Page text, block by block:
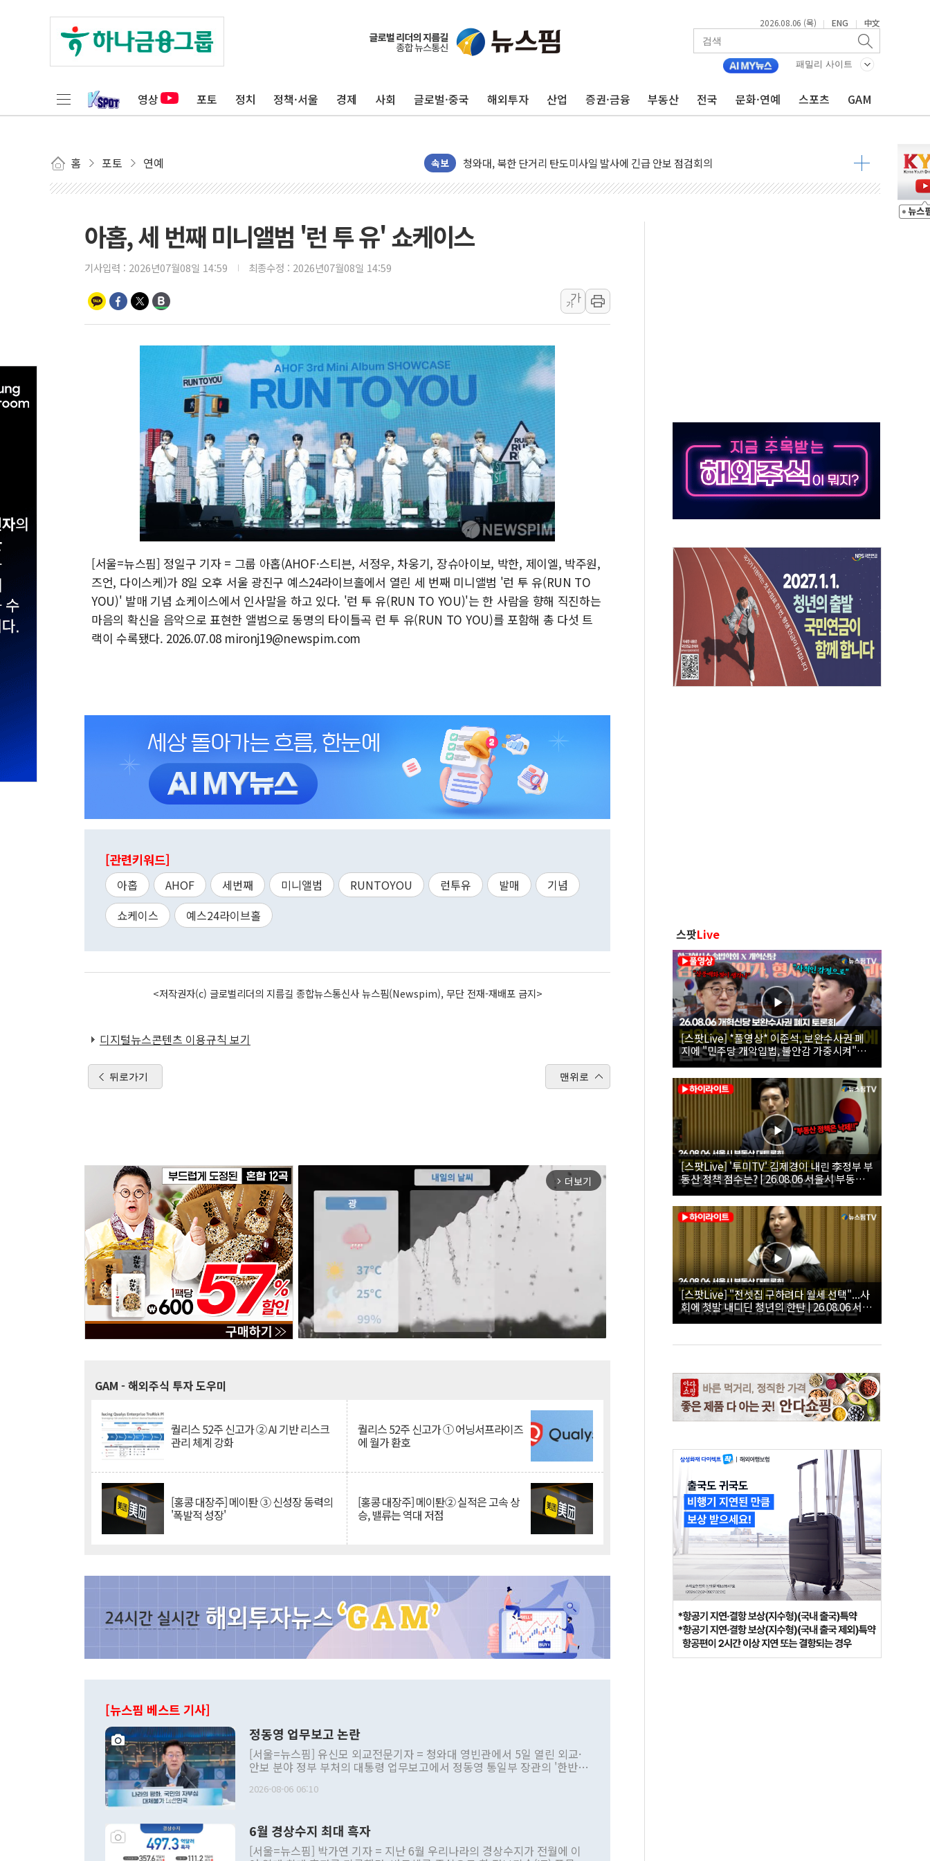
2026.08.06 (목) | ENG | 中文
패밀리 사이트
영상 포토 정치 정책·서울 경제 사회 글로벌·중국 해외투자 산업 증권·금융 부동산 전국 문화·연예 스포츠 GAM
홈 포토 연예 속보
김정관 장관 "영업이익 N% 성과급 반대…상법·자본시장법 개정 논의"
청와대, 북한 단거리 탄도미사일 발사에 긴급 안보 점검회의
러, 1인칭시점 드론으로 우크라 민간인 '사파리' 공격… 시민들 공포감 극대화 전략
[베트남 증시] 지수 하락 속 'DGC' 임시 주총 기대감에 홀로 상한가…마진 잔액은 사상 최고
김정관 산업부 장관 "주 52시간 손봐야, 경쟁상대 中과 비교해야"
해군 1함대 창설 80주년…지역과 함께하는 '선봉'의 대민 봉사
[3보] 북, 원산서 동해로 단거리 탄도미사일 1발 발사… 올해 10번째·42일 만 도발
우크라 드론 전술, 중남미 콜롬비아에 새 안보 위기… 반군·마약카르텔이 습득해 전투 활용
동해해경, 독도 해상서 부유물 감긴 어선 구조
주한미군 "오산기지 누출, 백린 아닌 무해한 표면 부식 물질"
구미 폐염산처리업체서 불 2시간30여분만에 진화...외국인 노동자 숨져
해군과 함께하는 '불금전파, 송정' 시즌2
강원도 폭염특보 11일째…온열질환·가축 피해 최소화 '총력 대응'
[코인 시황] 비트코인, ETF 자금 유입에도 박스권…美 암호화폐 법안 처리 여부도 변수
[르포] 39도 폭염 속 잠실 개표소 시위 '62일째'..."대부분 여기서 상주"
아홉, 세 번째 미니앨범 '런 투 유' 쇼케이스
기사입력 : 2026년07월08일 14:59 최종수정 : 2026년07월08일 14:59
가
가
[서울=뉴스핌] 정일구 기자 = 그룹 아홉(AHOF·스티븐, 서정우, 차웅기, 장슈아이보, 박한, 제이엘, 박주원,
즈언, 다이스케)가 8일 오후 서울 광진구 예스24라이브홀에서 열린 세 번째 미니앨범 '런 투 유(RUN TO
YOU)' 발매 기념 쇼케이스에서 인사말을 하고 있다. '런 투 유(RUN TO YOU)'는 한 사람을 향해 직진하는
마음의 확신을 음악으로 표현한 앨범으로 동명의 타이틀곡 런 투 유(RUN TO YOU)를 포함해 총 다섯 트
랙이 수록됐다. 2026.07.08 mironj19@newspim.com
[관련키워드]
아홉 AHOF 세번째 미니앨범 RUNTOYOU 런투유 발매
기념
쇼케이스
예스24라이브홀
<저작권자(c) 글로벌리더의 지름길 종합뉴스통신사 뉴스핌(Newspim), 무단 전재-재배포 금지>
디지털뉴스콘텐츠 이용규칙 보기
뒤로가기 맨위로
arrow_forward_ios 더보기
GAM - 해외주식 투자 도우미
퀄리스 52주 신고가 ② AI 기반 리스크
관리 체계 강화
퀄리스 52주 신고가 ① 어닝서프라이즈
에 월가 환호
[홍콩 대장주] 메이퇀 ③ 신성장 동력의
'폭발적 성장'
[홍콩 대장주] 메이퇀② 실적은 고속 상
승, 밸류는 역대 저점
[뉴스핌 베스트 기사]
정동영 업무보고 논란
[서울=뉴스핌] 유신모 외교전문기자 = 청와대 영빈관에서 5일 열린 외교·
안보 분야 정부 부처의 대통령 업무보고에서 정동영 통일부 장관의 '한반도
발언 중에는 정부 내 조율을 거치지 않은 사안을 정책으로 추진하겠다고 공
주의적 희망에 근거한 비현실적 구상'이라는 비판을 내놨다. 그동안 정 장
관의 대북 정책 관련 발언이 물의를 빚은 적은 여러 번 있지만 대통령과 유
2026-08-06 06:10
6월 경상수지 최대 흑자
[서울=뉴스핌] 박가연 기자 = 지난 6월 우리나라의 경상수지가 전월에 이
스팟Live
[스팟Live] *풀영상* 이준석, 보완수사권 폐
지에 "민주당 개악입법, 불안감 가중시켜"｜
26.08.06 개혁신당 보완수사권 폐지 토론회
[스팟Live] '투미TV' 김제경이 내린 李정부 부
동산 정책 점수는? | 26.08.06 서울시 부동산
대토론회
[스팟Live] "전셋집 구하려다 월세 선택"...사
회에 첫발 내디딘 청년의 한탄 | 26.08.06 서울
시 부동산 대토론회